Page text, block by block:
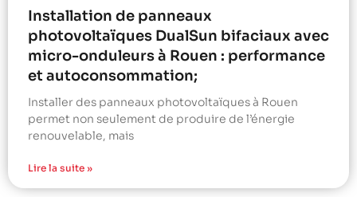
Installation de panneaux
photovoltaïques DualSun bifaciaux avec
micro-onduleurs à Rouen : performance
et autoconsommation;
Installer des panneaux photovoltaïques à Rouen
permet non seulement de produire de l’énergie
renouvelable, mais
Lire la suite »